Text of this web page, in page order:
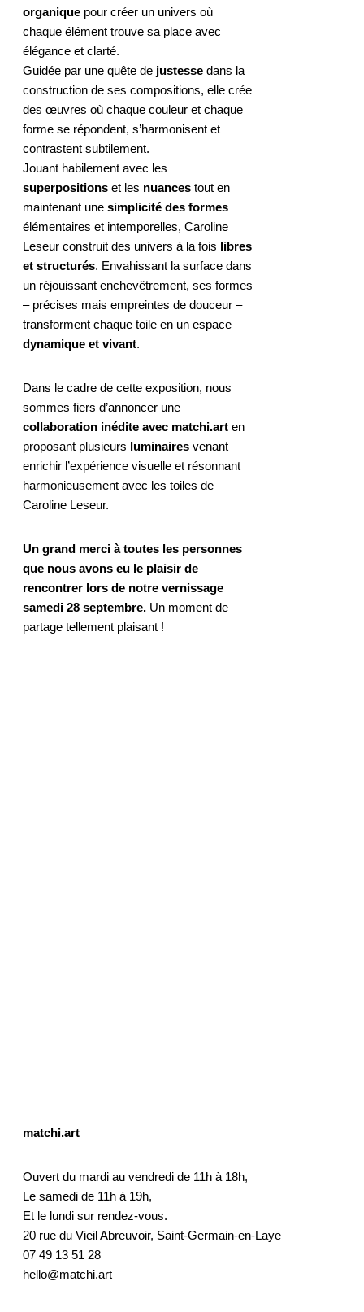
organique pour créer un univers où
chaque élément trouve sa place avec
élégance et clarté.
Guidée par une quête de justesse dans la
construction de ses compositions, elle crée
des œuvres où chaque couleur et chaque
forme se répondent, s’harmonisent et
contrastent subtilement.
Jouant habilement avec les
superpositions et les nuances tout en
maintenant une simplicité des formes
élémentaires et intemporelles, Caroline
Leseur construit des univers à la fois libres
et structurés. Envahissant la surface dans
un réjouissant enchevêtrement, ses formes
– précises mais empreintes de douceur –
transforment chaque toile en un espace
dynamique et vivant.
Dans le cadre de cette exposition, nous
sommes fiers d’annoncer une
collaboration inédite avec matchi.art en
proposant plusieurs luminaires venant
enrichir l’expérience visuelle et résonnant
harmonieusement avec les toiles de
Caroline Leseur.
Un grand merci à toutes les personnes
que nous avons eu le plaisir de
rencontrer lors de notre vernissage
samedi 28 septembre. Un moment de
partage tellement plaisant !
matchi.art
Ouvert du mardi au vendredi de 11h à 18h,
Le samedi de 11h à 19h,
Et le lundi sur rendez-vous.
20 rue du Vieil Abreuvoir, Saint-Germain-en-Laye
07 49 13 51 28
hello@matchi.art